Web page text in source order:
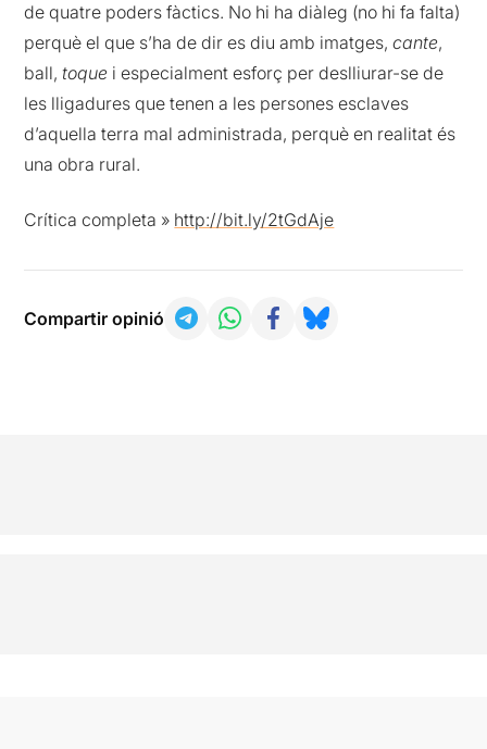
de quatre poders fàctics. No hi ha diàleg (no hi fa falta)
perquè el que s’ha de dir es diu amb imatges,cante,
ball,toque i especialment esforç per deslliurar-se de
les lligadures que tenen a les persones esclaves
d’aquella terra mal administrada, perquè en realitat és
una obra rural.
Crítica completa » http://bit.ly/2tGdAje
Compartir opinió